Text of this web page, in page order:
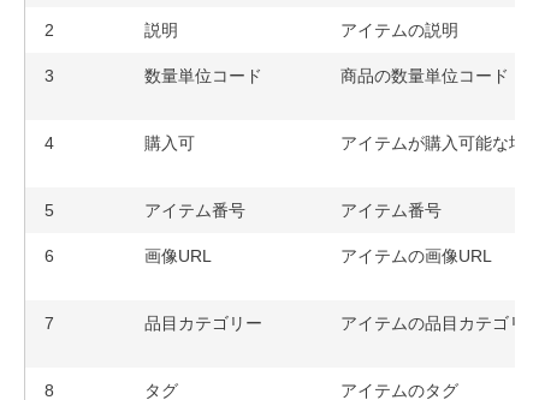
2 説明 アイテムの説明
3 数量単位コード 商品の数量単位コード
4 購入可 アイテムが購入可能な場
5 アイテム番号 アイテム番号
6 画像URL アイテムの画像URL
7 品目カテゴリー アイテムの品目カテゴリ
8 タグ アイテムのタグ